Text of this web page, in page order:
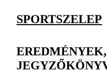
SPORTSZELEP
EREDMÉNYEK,